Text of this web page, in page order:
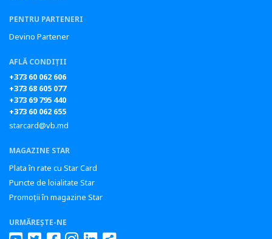
PENTRU PARTENERI
Devino Partener
AFLĂ CONDIȚII
+373 60 062 606
+373 68 605 077
+373 69 795 440
+373 60 062 655
starcard@vb.md
MAGAZINE STAR
Plata în rate cu Star Card
Puncte de loialitate Star
Promoții în magazine Star
URMĂREȘTE-NE